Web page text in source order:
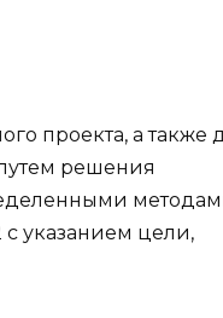
проекта, а также
решения
указанием цели,